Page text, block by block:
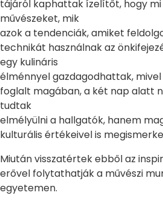
tájáról kaphattak ízelítőt, hogy mi
művészeket, mik
azok a tendenciák, amiket
technikát használnak az
egy kulináris
élménnyel gazdagodhattak,
foglalt magában, a két nap alatt
tudtak
elmélyülni a hallgatók, hanem
kulturális értékeivel is
Miután visszatértek ebből az
erővel folytathatják a művészi
egyetemen.